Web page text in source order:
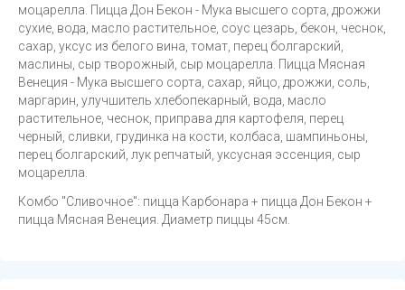
моцарелла. Пицца Дон Бекон - Мука высшего сорта, дрожжи
сухие, вода, масло растительное, соус цезарь, бекон, чеснок,
сахар, уксус из белого вина, томат, перец болгарский,
маслины, сыр творожный, сыр моцарелла. Пицца Мясная
Венеция - Мука высшего сорта, сахар, яйцо, дрожжи, соль,
маргарин, улучшитель хлебопекарный, вода, масло
растительное, чеснок, приправа для картофеля, перец
черный, сливки, грудинка на кости, колбаса, шампиньоны,
перец болгарский, лук репчатый, уксусная эссенция, сыр
моцарелла.
Комбо "Сливочное": пицца Карбонара + пицца Дон Бекон +
пицца Мясная Венеция . Диаметр пиццы 45см.